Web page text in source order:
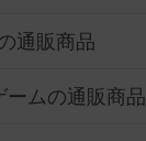
通販商品
ームの通販商品